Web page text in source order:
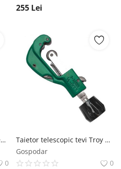
255 Lei
Adaptor SDS pentru biti Wert 3298
0
Taietor telescopic tevi Troy 27032, O32 mm
Gospodar
0